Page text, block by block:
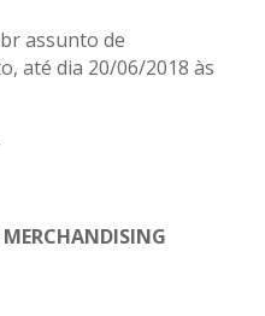
assunto de
até dia 20/06/2018 às